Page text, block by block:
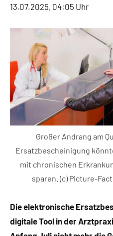
13.07.2025, 04:05 Uhr
Großer Andrang am
Ersatzbescheinigung
mit chronischen
sparen. (c) Picture-
Die elektronische
digitale Tool in der